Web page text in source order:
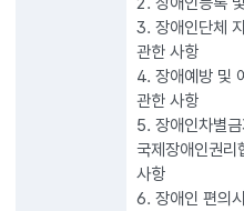
3. 장애인단체
관한 사항
4. 장애예방 및
관한 사항
5. 장애인차별
국제장애인권리
사항
6. 장애인 편의